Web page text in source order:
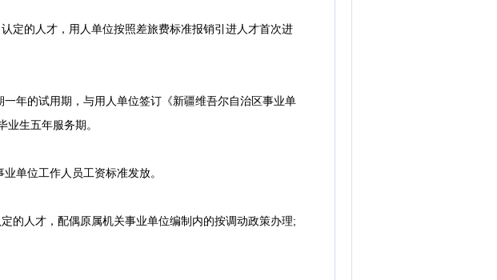
的人才，用人单位按照差旅费标准报销引进人才首次进
年的试用期，与用人单位签订《新疆维吾尔自治区事业单
生五年服务期。
单位工作人员工资标准发放。
人才，配偶原属机关事业单位编制内的按调动政策办理;